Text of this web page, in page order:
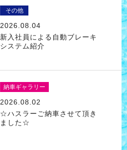
その他
2026.08.04
新入社員による自動ブレーキ
システム紹介
納車ギャラリー
2026.08.02
☆ハスラーご納車させて頂き
ました☆